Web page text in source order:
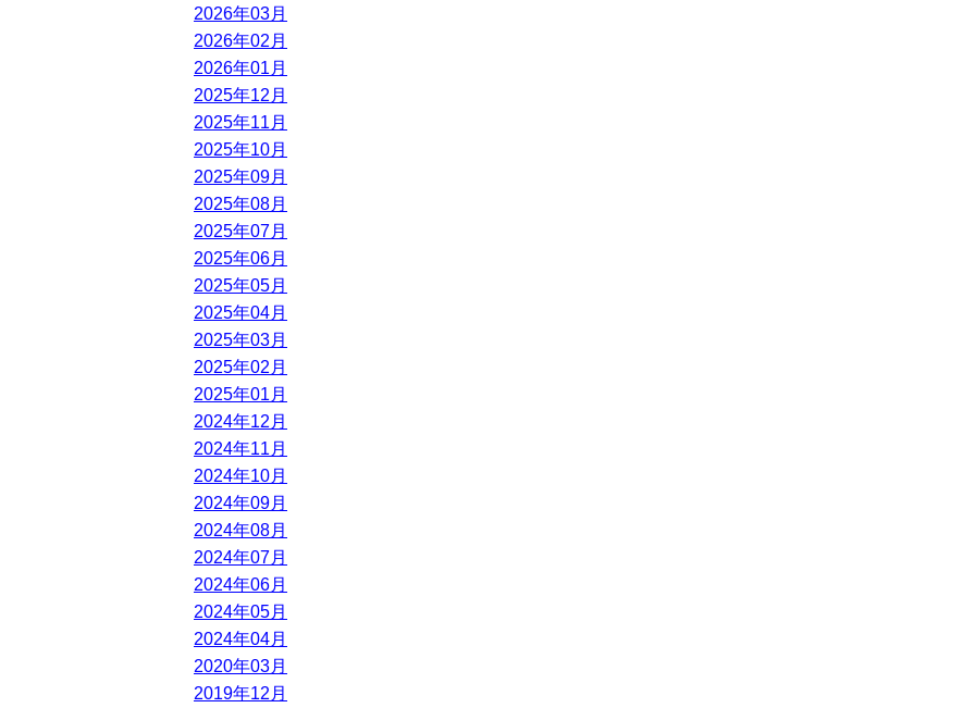
2026年03月
2026年02月
2026年01月
2025年12月
2025年11月
2025年10月
2025年09月
2025年08月
2025年07月
2025年06月
2025年05月
2025年04月
2025年03月
2025年02月
2025年01月
2024年12月
2024年11月
2024年10月
2024年09月
2024年08月
2024年07月
2024年06月
2024年05月
2024年04月
2020年03月
2019年12月